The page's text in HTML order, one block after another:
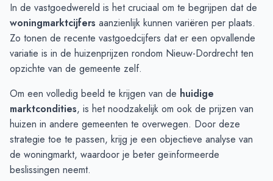
In de vastgoedwereld is het cruciaal om te begrijpen dat de
woningmarktcijfers aanzienlijk kunnen variëren per plaats.
Zo tonen de recente vastgoedcijfers dat er een opvallende
variatie is in de huizenprijzen rondom Nieuw-Dordrecht ten
opzichte van de gemeente zelf.
Om een volledig beeld te krijgen van de huidige
marktcondities, is het noodzakelijk om ook de prijzen van
huizen in andere gemeenten te overwegen. Door deze
strategie toe te passen, krijg je een objectieve analyse van
de woningmarkt, waardoor je beter geïnformeerde
beslissingen neemt.